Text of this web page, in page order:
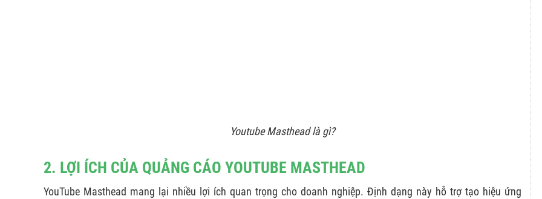
Youtube Masthead là gì?
2. LỢI ÍCH CỦA QUẢNG CÁO YOUTUBE MASTHEAD
YouTube Masthead mang lại nhiều lợi ích quan trọng cho doanh nghiệp. Định dạng này hỗ trợ tạo hiệu ứng